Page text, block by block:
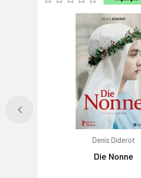
Denis Diderot
Die Nonne